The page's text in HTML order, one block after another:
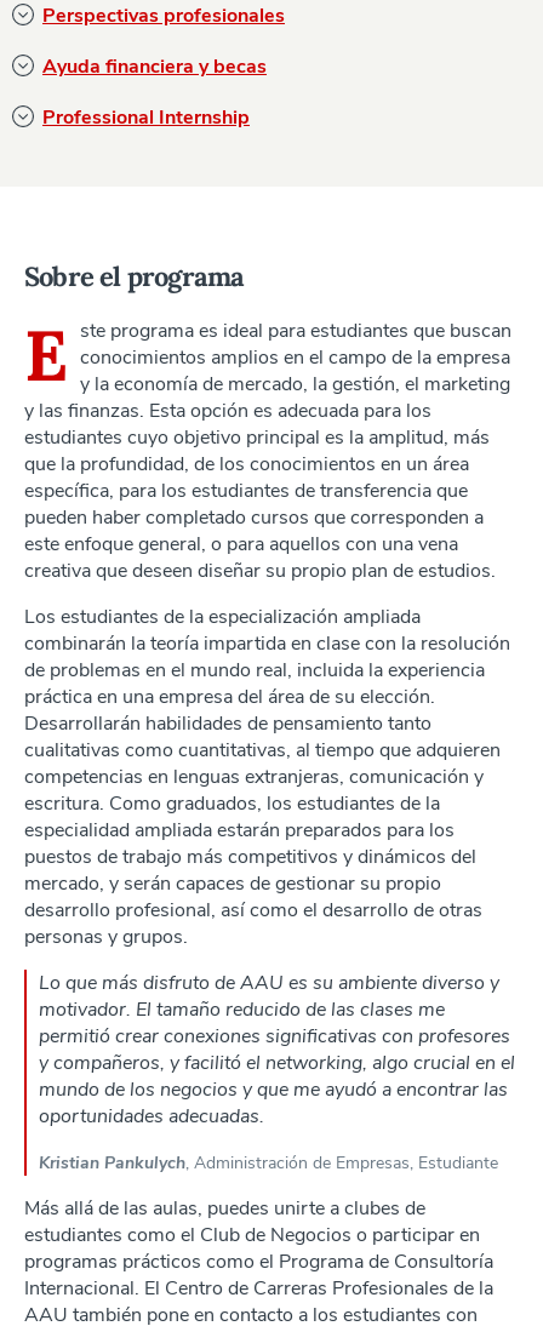
Perspectivas profesionales
Ayuda financiera y becas
Professional Internship
Sobre el programa
E ste programa es ideal para estudiantes que buscan
conocimientos amplios en el campo de la empresa
y la economía de mercado, la gestión, el marketing
y las finanzas. Esta opción es adecuada para los
estudiantes cuyo objetivo principal es la amplitud, más
que la profundidad, de los conocimientos en un área
específica, para los estudiantes de transferencia que
pueden haber completado cursos que corresponden a
este enfoque general, o para aquellos con una vena
creativa que deseen diseñar su propio plan de estudios.
Los estudiantes de la especialización ampliada
combinarán la teoría impartida en clase con la resolución
de problemas en el mundo real, incluida la experiencia
práctica en una empresa del área de su elección.
Desarrollarán habilidades de pensamiento tanto
cualitativas como cuantitativas, al tiempo que adquieren
competencias en lenguas extranjeras, comunicación y
escritura. Como graduados, los estudiantes de la
especialidad ampliada estarán preparados para los
puestos de trabajo más competitivos y dinámicos del
mercado, y serán capaces de gestionar su propio
desarrollo profesional, así como el desarrollo de otras
personas y grupos.
Lo que más disfruto de AAU es su ambiente diverso y
motivador. El tamaño reducido de las clases me
permitió crear conexiones significativas con profesores
y compañeros, y facilitó el networking, algo crucial en el
mundo de los negocios y que me ayudó a encontrar las
oportunidades adecuadas.
Kristian Pankulych, Administración de Empresas, Estudiante
Más allá de las aulas, puedes unirte a clubes de
estudiantes como el Club de Negocios o participar en
programas prácticos como el Programa de Consultoría
Internacional. El Centro de Carreras Profesionales de la
AAU también pone en contacto a los estudiantes con